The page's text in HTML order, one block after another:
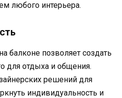
любого интерьера.
балконе позволяет создать
для отдыха и общения.
решений для
индивидуальность и